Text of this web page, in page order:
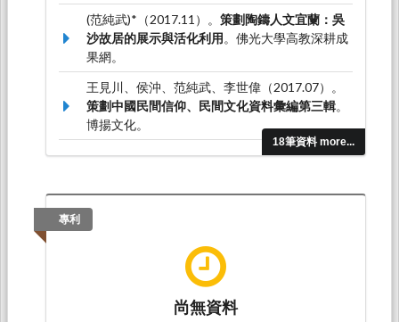
18筆資料 more...
(范純武)*（2017.11）。 策劃陶鑄人文宜蘭：吳
沙故居的展示與活化利用。佛光大學高教深耕成
果網。
王見川、侯沖、范純武、李世偉（2017.07）。
策劃中國民間信仰、民間文化資料彙編第三輯。
博揚文化。
范純武*（2017.04）。策劃宜蘭海洋文化資源調
高教深耕成果網。
專利
尚無資料